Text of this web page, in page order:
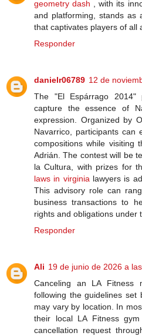
geometry dash , with its
and platforming, stands as
that captivates players of all
Responder
danielr06789 12 de
The "El Espárrago 2014"
capture the essence of
expression. Organized by
Navarrico, participants can
compositions while visiting
Adrián. The contest will be
la Cultura, with prizes for
laws in virginia lawyers is
This advisory role can
business transactions to
rights and obligations under
Responder
Ali 19 de junio de 2026 a
Canceling an LA Fitness
following the guidelines set
may vary by location. In
their local LA Fitness
cancellation request